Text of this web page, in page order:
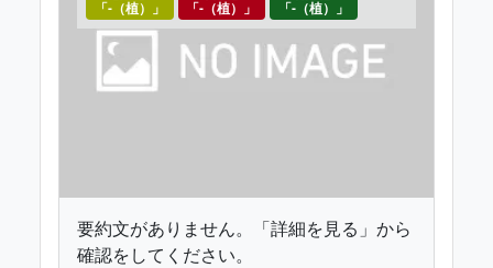
「-（植）」 「-（植）」 「-（植）」
要約文がありません。「詳細を見る」から
確認をしてください。